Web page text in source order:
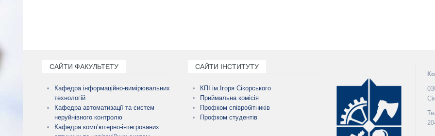
САЙТИ ФАКУЛЬТЕТУ
Кафедра інформаційно-вимірювальних
технологій
Кафедра автоматизації та систем
неруйнівного контролю
Кафедра комп’ютерно-інтегрованих
САЙТИ ІНСТИТУТУ
КПІ ім.Ігоря Сікорського
Приймальна комісія
Профком співробітників
Профком студентів